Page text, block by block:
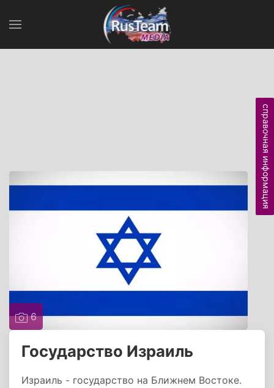
6
Государство Израиль
Израиль - государство на Ближнем Востоке.
справочная информация